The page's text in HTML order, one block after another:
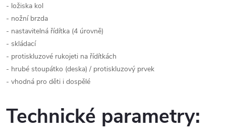
- ložiska kol
- nožní brzda
- nastavitelná řídítka (4 úrovně)
- skládací
- protiskluzové rukojeti na řídítkách
- hrubé stoupátko (deska) / protiskluzový prvek
- vhodná pro děti i dospělé
Technické parametry: